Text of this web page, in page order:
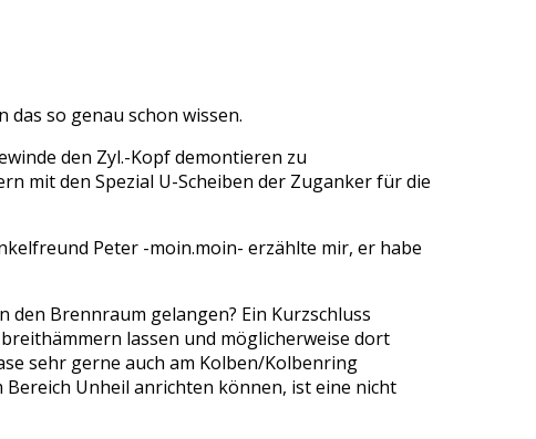
das so genau schon wissen.
den Zyl.-Kopf demontieren zu
mit den Spezial U-Scheiben der Zuganker für die
Peter -moin.moin- erzählte mir, er habe
den Brennraum gelangen? Ein Kurzschluss
lassen und möglicherweise dort
sehr gerne auch am Kolben/Kolbenring
Bereich Unheil anrichten können, ist eine nicht